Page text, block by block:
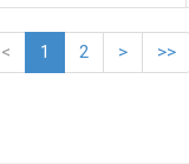
< 1 2 > >>